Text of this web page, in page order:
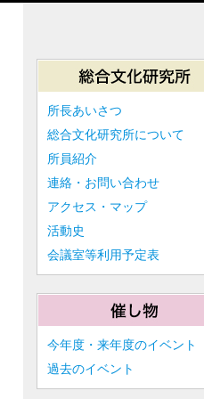
所長あいさつ
総合文化研究所について
所員紹介
連絡・お問い合わせ
アクセス・マップ
活動史
会議室等利用予定表
今年度・来年度のイベント
過去のイベント